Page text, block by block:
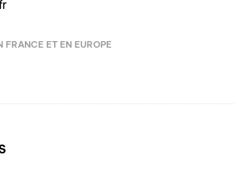
FRANCE ET EN EUROPE